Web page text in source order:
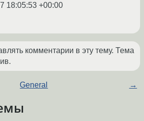
18:05:53 +00:00
комментарии в эту тему. Тема
General →